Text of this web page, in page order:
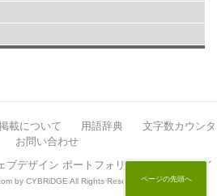
ページの先頭へ
載について 用語辞典
文字数カウンタ
お問い合わせ
ブデザイン ポートフォリオサイト イケサイ
by CYBRiDGE All Rights Reserved.